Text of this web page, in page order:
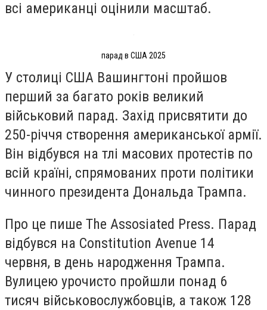
всі американці оцінили масштаб.
парад в США 2025
У столиці США Вашингтоні пройшов
перший за багато років великий
військовий парад. Захід присвятити до
250-річчя створення американської армії.
Він відбувся на тлі масових протестів по
всій країні, спрямованих проти політики
чинного президента Дональда Трампа.
Про це пише The Assosiated Press. Парад
відбувся на Constitution Avenue 14
червня, в день народження Трампа.
Вулицею урочисто пройшли понад 6
тисяч військовослужбовців, а також 128